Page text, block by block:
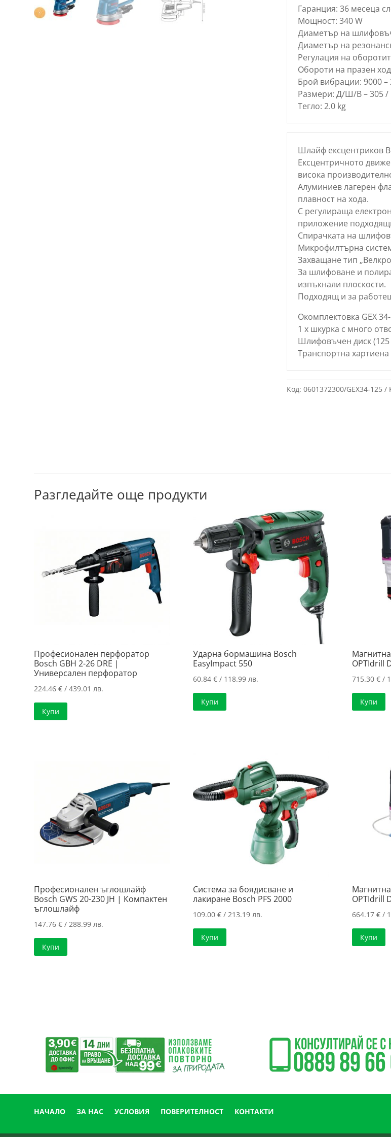
Гаранция: 36 месеца
Мощност: 340 W
Диаметър на
Диаметър на
Регулация на
Обороти на празен
Брой вибрации: 9000 –
Размери: Д/Ш/В – 305 /
Тегло: 2.0 kg
Шлайф ексцентриков
Ексцентричното
висока
Алуминиев лагерен
плавност на хода.
С регулираща
приложение
Спирачката на
Микрофилтърна
Захващане тип
За шлифоване и
изпъкнали плоскости.
Подходящ и за
Окомплектовка GEX
1 x шкурка с много
Шлифовъчен диск (125
Транспортна хартиена
Код: 0601372300/GEX34-125
Разгледайте още продукти
Професионален перфоратор
Bosch GBH 2-26 DRE |
Универсален перфоратор
224.46€ / 439.01 лв.
Купи
Ударна бормашина Bosch
EasyImpact 550
60.84€ / 118.99 лв.
Купи
OPTIdrill
715.30 €/
Купи
Професионален ъглошлайф
Bosch GWS 20-230 JH | Компактен
ъглошлайф
147.76€ / 288.99 лв.
Купи
Система за боядисване и
лакиране Bosch PFS 2000
109.00€ / 213.19 лв.
Купи
OPTIdrill
664.17 €/
Купи
НАЧАЛО ЗА НАС УСЛОВИЯ ПОВЕРИТЕЛНОСТ КОНТАКТИ